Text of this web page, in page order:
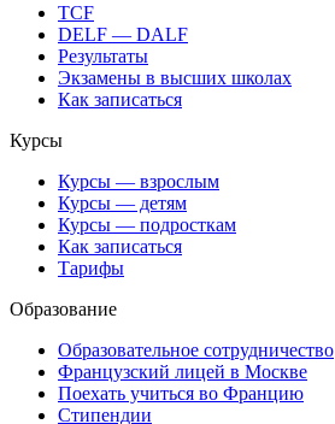
TCF
DELF — DALF
Результаты
Экзамены в высших школах
Как записаться
Курсы
Курсы — взрослым
Курсы — детям
Курсы — подросткам
Как записаться
Тарифы
Образование
Образовательное сотрудничество
Французский лицей в Москве
Поехать учиться во Францию
Стипендии